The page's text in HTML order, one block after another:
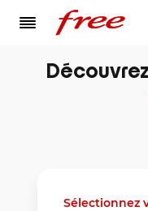
Sélectionnez